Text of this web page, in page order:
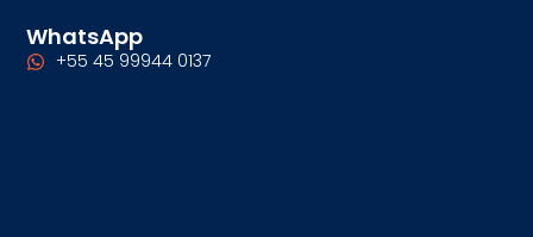
WhatsApp
+55 45 99944 0137